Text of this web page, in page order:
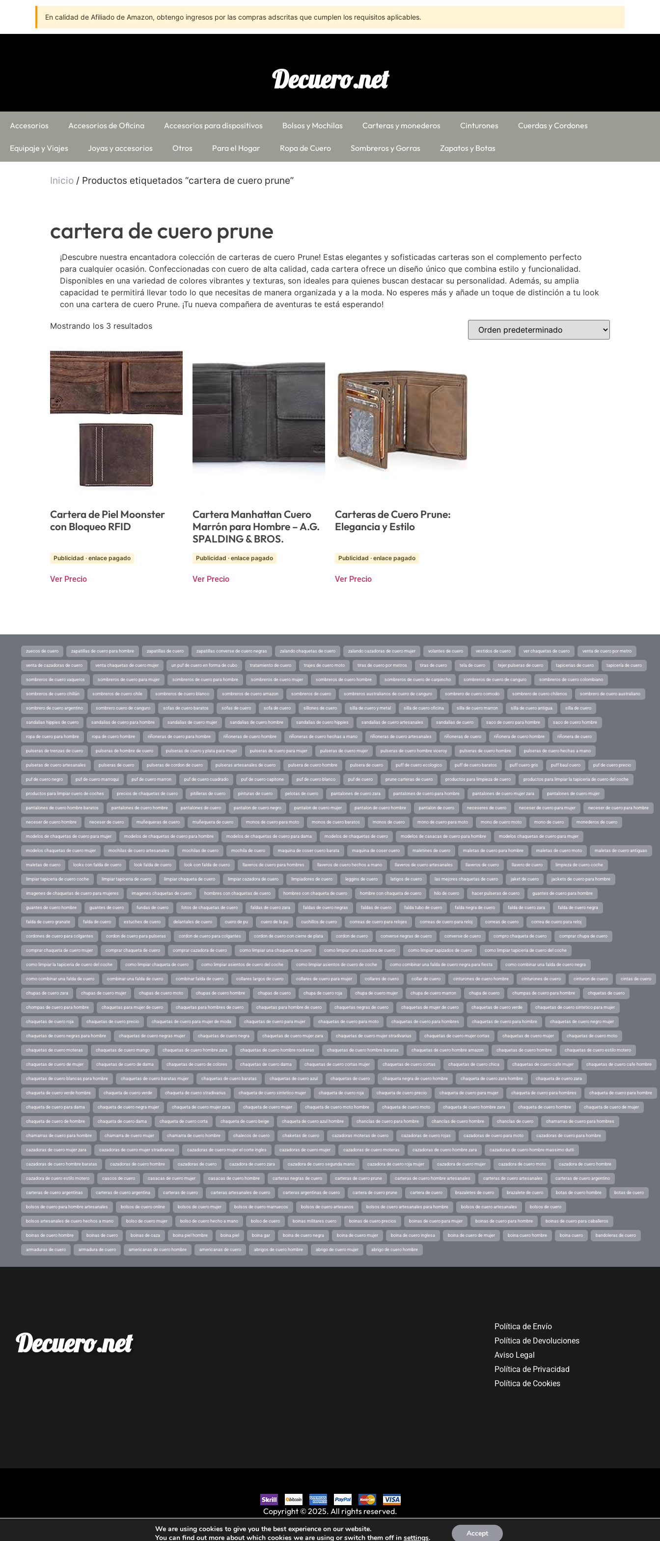
En calidad de Afiliado de Amazon, obtengo ingresos por las compras adscritas que cumplen los requisitos aplicables.
Decuero.net
Accesorios Accesorios de Oficina Accesorios para dispositivos Bolsos y Mochilas Carteras y monederos Cinturones Cuerdas y Cordones
Equipaje y Viajes Joyas y accesorios Otros Para el Hogar Ropa de Cuero Sombreros y Gorras Zapatos y Botas
Inicio / Productos etiquetados “cartera de cuero prune”
cartera de cuero prune
¡Descubre nuestra encantadora colección de carteras de cuero Prune! Estas elegantes y sofisticadas carteras son el complemento perfecto
para cualquier ocasión. Confeccionadas con cuero de alta calidad, cada cartera ofrece un diseño único que combina estilo y funcionalidad.
Disponibles en una variedad de colores vibrantes y texturas, son ideales para quienes buscan destacar su personalidad. Además, su amplia
capacidad te permitirá llevar todo lo que necesitas de manera organizada y a la moda. No esperes más y añade un toque de distinción a tu look
con una cartera de cuero Prune. ¡Tu nueva compañera de aventuras te está esperando!
Mostrando los 3 resultados
Cartera de Piel Moonster
con Bloqueo RFID
Publicidad · enlace pagado
Ver Precio
Cartera Manhattan Cuero
Marrón para Hombre – A.G.
SPALDING & BROS.
Publicidad · enlace pagado
Ver Precio
Carteras de Cuero Prune:
Elegancia y Estilo
Publicidad · enlace pagado
Ver Precio
zuecos de cuero zapatillas de cuero para hombre zapatillas de cuero zapatillas converse de cuero negras zalando chaquetas de cuero zalando cazadoras de cuero mujer volantes de cuero vestidos de cuero ver chaquetas de cuero venta de cuero por metro
venta de cazadoras de cuero venta chaquetas de cuero mujer un puf de cuero en forma de cubo tratamiento de cuero trajes de cuero moto tiras de cuero por metros tiras de cuero tela de cuero tejer pulseras de cuero tapicerias de cuero tapicería de cuero
sombreros de cuero vaqueros sombreros de cuero para mujer sombreros de cuero para hombre sombreros de cuero mujer sombreros de cuero hombre sombreros de cuero de carpincho sombreros de cuero de canguro sombreros de cuero colombiano
sombreros de cuero chillán sombreros de cuero chile sombreros de cuero blanco sombreros de cuero amazon sombreros de cuero sombreros australianos de cuero de canguro sombrero de cuero comodo sombrero de cuero chilenos sombrero de cuero australiano
sombrero de cuero argentino sombrero cuero de canguro sofas de cuero baratos sofas de cuero sofa de cuero sillones de cuero silla de cuero y metal silla de cuero oficina silla de cuero marron silla de cuero antigua silla de cuero
sandalias hippies de cuero sandalias de cuero para hombre sandalias de cuero mujer sandalias de cuero hombre sandalias de cuero hippies sandalias de cuero artesanales sandalias de cuero saco de cuero para hombre saco de cuero hombre
ropa de cuero para hombre ropa de cuero hombre riñoneras de cuero para hombre riñoneras de cuero hombre riñoneras de cuero hechas a mano riñoneras de cuero artesanales riñoneras de cuero riñonera de cuero hombre riñonera de cuero
pulseras de trenzas de cuero pulseras de hombre de cuero pulseras de cuero y plata para mujer pulseras de cuero para mujer pulseras de cuero mujer pulseras de cuero hombre viceroy pulseras de cuero hombre pulseras de cuero hechas a mano
pulseras de cuero artesanales pulseras de cuero pulseras de cordon de cuero pulseras artesanales de cuero pulsera de cuero hombre pulsera de cuero puff de cuero ecologico puff de cuero baratos puff cuero gris puff baul cuero puf de cuero precio
puf de cuero negro puf de cuero marroqui puf de cuero marron puf de cuero cuadrado puf de cuero capitone puf de cuero blanco puf de cuero prune carteras de cuero productos para limpieza de cuero productos para limpiar la tapiceria de cuero del coche
productos para limpiar cuero de coches precios de chaquetas de cuero pitilleras de cuero pinturas de cuero pelotas de cuero pantalones de cuero zara pantalones de cuero para hombre pantalones de cuero mujer zara pantalones de cuero mujer
pantalones de cuero hombre baratos pantalones de cuero hombre pantalones de cuero pantalon de cuero negro pantalon de cuero mujer pantalon de cuero hombre pantalon de cuero neceseres de cuero neceser de cuero para mujer neceser de cuero para hombre
neceser de cuero hombre neceser de cuero muñequeras de cuero muñequera de cuero monos de cuero para moto monos de cuero baratos monos de cuero mono de cuero para moto mono de cuero moto mono de cuero monederos de cuero
modelos de chaquetas de cuero para mujer modelos de chaquetas de cuero para hombre modelos de chaquetas de cuero para dama modelos de chaquetas de cuero modelos de casacas de cuero para hombre modelos chaquetas de cuero para mujer
modelos chaquetas de cuero mujer mochilas de cuero artesanales mochilas de cuero mochila de cuero maquina de coser cuero barata maquina de coser cuero maletines de cuero maletas de cuero para hombre maletas de cuero moto maletas de cuero antiguas
maletas de cuero looks con falda de cuero look falda de cuero look con falda de cuero llaveros de cuero para hombres llaveros de cuero hechos a mano llaveros de cuero artesanales llaveros de cuero llavero de cuero limpieza de cuero coche
limpiar tapiceria de cuero coche limpiar tapiceria de cuero limpiar chaqueta de cuero limpiar cazadora de cuero limpiadores de cuero leggins de cuero latigos de cuero las mejores chaquetas de cuero jaket de cuero jackets de cuero para hombre
imagenes de chaquetas de cuero para mujeres imagenes chaquetas de cuero hombres con chaquetas de cuero hombres con chaqueta de cuero hombre con chaqueta de cuero hilo de cuero hacer pulseras de cuero guantes de cuero para hombre
guantes de cuero hombre guantes de cuero fundas de cuero fotos de chaquetas de cuero faldas de cuero zara faldas de cuero negras faldas de cuero falda tubo de cuero falda negra de cuero falda de cuero zara falda de cuero negra
falda de cuero granate falda de cuero estuches de cuero delantales de cuero cuero de pu cuero de la pu cuchillos de cuero correas de cuero para relojes correas de cuero para reloj correas de cuero correa de cuero para reloj
cordones de cuero para colgantes cordon de cuero para pulseras cordon de cuero para colgantes cordon de cuero con cierre de plata cordon de cuero converse negras de cuero converse de cuero compro chaqueta de cuero comprar chupa de cuero
comprar chaqueta de cuero mujer comprar chaqueta de cuero comprar cazadora de cuero como limpiar una chaqueta de cuero como limpiar una cazadora de cuero como limpiar tapizados de cuero como limpiar tapiceria de cuero del coche
como limpiar la tapiceria de cuero del coche como limpiar chaqueta de cuero como limpiar asientos de cuero del coche como limpiar asientos de cuero de coche como combinar una falda de cuero negra para fiesta como combinar una falda de cuero negra
como combinar una falda de cuero combinar una falda de cuero combinar falda de cuero collares largos de cuero collares de cuero para mujer collares de cuero collar de cuero cinturones de cuero hombre cinturones de cuero cinturon de cuero cintas de cuero
chupas de cuero zara chupas de cuero mujer chupas de cuero moto chupas de cuero hombre chupas de cuero chupa de cuero roja chupa de cuero mujer chupa de cuero marron chupa de cuero chumpas de cuero para hombre chquetas de cuero
chompas de cuero para hombre chaquetas para mujer de cuero chaquetas para hombres de cuero chaquetas para hombre de cuero chaquetas negras de cuero chaquetas de mujer de cuero chaquetas de cuero verde chaquetas de cuero sintetico para mujer
chaquetas de cuero roja chaquetas de cuero precio chaquetas de cuero para mujer de moda chaquetas de cuero para mujer chaquetas de cuero para moto chaquetas de cuero para hombres chaquetas de cuero para hombre chaquetas de cuero negro mujer
chaquetas de cuero negras para hombre chaquetas de cuero negras mujer chaquetas de cuero negra chaquetas de cuero mujer zara chaquetas de cuero mujer stradivarius chaquetas de cuero mujer cortas chaquetas de cuero mujer chaquetas de cuero moto
chaquetas de cuero moteras chaquetas de cuero mango chaquetas de cuero hombre zara chaquetas de cuero hombre rockeras chaquetas de cuero hombre baratas chaquetas de cuero hombre amazon chaquetas de cuero hombre chaquetas de cuero estilo motero
chaquetas de cuero de mujer chaquetas de cuero de dama chaquetas de cuero de colores chaquetas de cuero dama chaquetas de cuero cortas mujer chaquetas de cuero cortas chaquetas de cuero chica chaquetas de cuero cafe mujer chaquetas de cuero cafe hombre
chaquetas de cuero blancas para hombre chaquetas de cuero baratas mujer chaquetas de cuero baratas chaquetas de cuero azul chaquetas de cuero chaqueta negra de cuero hombre chaqueta de cuero zara hombre chaqueta de cuero zara
chaqueta de cuero verde hombre chaqueta de cuero verde chaqueta de cuero stradivarius chaqueta de cuero sintetico mujer chaqueta de cuero roja chaqueta de cuero precio chaqueta de cuero para mujer chaqueta de cuero para hombres chaqueta de cuero para hombre
chaqueta de cuero para dama chaqueta de cuero negra mujer chaqueta de cuero mujer zara chaqueta de cuero mujer chaqueta de cuero moto hombre chaqueta de cuero moto chaqueta de cuero hombre zara chaqueta de cuero hombre chaqueta de cuero de mujer
chaqueta de cuero de hombre chaqueta de cuero dama chaqueta de cuero corta chaqueta de cuero beige chaqueta de cuero azul hombre chanclas de cuero para hombre chanclas de cuero hombre chanclas de cuero chamarras de cuero para hombres
chamarras de cuero para hombre chamarra de cuero mujer chamarra de cuero hombre chalecos de cuero chaketas de cuero cazadoras moteras de cuero cazadoras de cuero rojas cazadoras de cuero para moto cazadoras de cuero para hombre
cazadoras de cuero mujer zara cazadoras de cuero mujer stradivarius cazadoras de cuero mujer el corte ingles cazadoras de cuero mujer cazadoras de cuero moteras cazadoras de cuero hombre zara cazadoras de cuero hombre massimo dutti
cazadoras de cuero hombre baratas cazadoras de cuero hombre cazadoras de cuero cazadora de cuero zara cazadora de cuero segunda mano cazadora de cuero roja mujer cazadora de cuero mujer cazadora de cuero moto cazadora de cuero hombre
cazadora de cuero estilo motero cascos de cuero casacas de cuero mujer casacas de cuero hombre carteras negras de cuero carteras de cuero prune carteras de cuero hombre artesanales carteras de cuero artesanales carteras de cuero argentino
carteras de cuero argentinas carteras de cuero argentina carteras de cuero carteras artesanales de cuero carteras argentinas de cuero cartera de cuero prune cartera de cuero brazaletes de cuero brazalete de cuero botas de cuero hombre botas de cuero
bolsos de cuero para hombre artesanales bolsos de cuero online bolsos de cuero mujer bolsos de cuero marruecos bolsos de cuero artesanos bolsos de cuero artesanales para hombre bolsos de cuero artesanales bolsos de cuero
bolsos artesanales de cuero hechos a mano bolso de cuero mujer bolso de cuero hecho a mano bolso de cuero boinas militares cuero boinas de cuero precios boinas de cuero para mujer boinas de cuero para hombre boinas de cuero para caballeros
boinas de cuero hombre boinas de cuero boinas de caza boina piel hombre boina piel boina gar boina de cuero negra boina de cuero mujer boina de cuero inglesa boina de cuero de mujer boina cuero hombre boina cuero bandoleras de cuero
armaduras de cuero armadura de cuero americanas de cuero hombre americanas de cuero abrigos de cuero hombre abrigo de cuero mujer abrigo de cuero hombre
Decuero.net
Política de Envío
Política de Devoluciones
Aviso Legal
Política de Privacidad
Política de Cookies
Copyright © 2025. All rights reserved.
We are using cookies to give you the best experience on our website.
You can find out more about which cookies we are using or switch them off in settings. Accept